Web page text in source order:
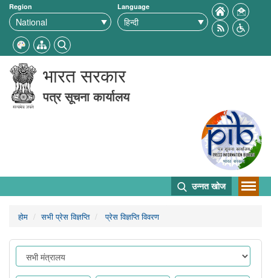
Region Language
भारत सरकार
पत्र सूचना कार्यालय
उन्नत खोज
होम सभी प्रेस विज्ञप्ति प्रेस विज्ञप्ति विवरण